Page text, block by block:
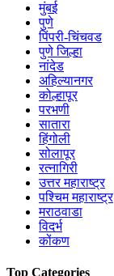
मुंबई
पुणे
पिंपरी-चिंचवड
पुणे जिल्हा
नांदेड
अहिल्यानगर
कोल्हापूर
परभणी
सातारा
हिंगोली
सोलापूर
रत्नागिरी
उत्तर महाराष्ट्र
पश्चिम महाराष्ट्र
मराठवाडा
विदर्भ
कोंकण
Top Categories